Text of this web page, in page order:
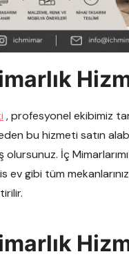
, profesyonel ekibimiz
bu hizmeti satın
olursunuz. İç
ev gibi tüm